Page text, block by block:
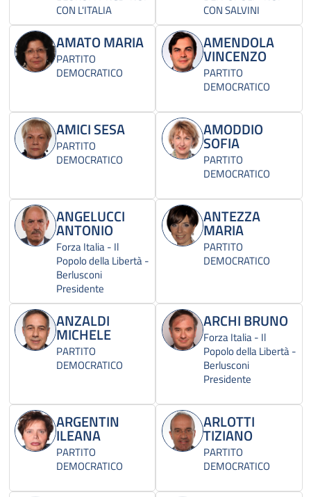
CON L'ITALIA
CON SALVINI
AMATO MARIA
PARTITO
DEMOCRATICO
AMENDOLA
VINCENZO
PARTITO
DEMOCRATICO
AMICI SESA
PARTITO
DEMOCRATICO
AMODDIO
SOFIA
PARTITO
DEMOCRATICO
ANGELUCCI
ANTONIO
Forza Italia - Il
Popolo della Libertà -
Berlusconi
Presidente
ANTEZZA
MARIA
PARTITO
DEMOCRATICO
ANZALDI
MICHELE
PARTITO
DEMOCRATICO
ARCHI BRUNO
Forza Italia - Il
Popolo della Libertà -
Berlusconi
Presidente
ARGENTIN
ILEANA
PARTITO
DEMOCRATICO
ARLOTTI
TIZIANO
PARTITO
DEMOCRATICO